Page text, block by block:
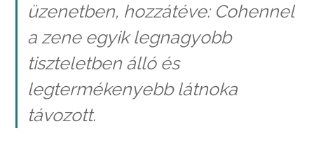
üzenetben, hozzátéve: Cohennel
a zene egyik legnagyobb
tiszteletben álló és
legtermékenyebb látnoka
távozott.